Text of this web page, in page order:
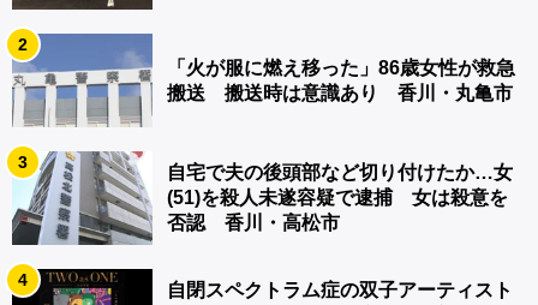
2
「火が服に燃え移った」86歳女性が救急
搬送 搬送時は意識あり 香川・丸亀市
3
自宅で夫の後頭部など切り付けたか…女
(51)を殺人未遂容疑で逮捕 女は殺意を
否認 香川・高松市
4
自閉スペクトラム症の双子アーティスト